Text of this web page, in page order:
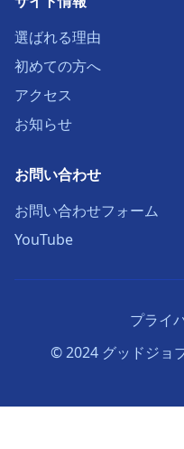
選ばれる理由
初めての方へ
アクセス
お知らせ
お問い合わせ
お問い合わせフォーム
YouTube
プライ
© 2024 グッドジョ